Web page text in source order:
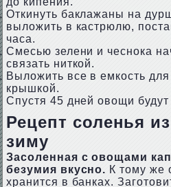
Откинуть баклажаны на
выложить в кастрюлю,
часа.
Смесью зелени и чеснока
связать ниткой.
Выложить все в емкость
крышкой.
Спустя 45 дней овощи будут
Рецепт соленья
зиму
Засоленная с овощами
безумия вкусно. К тому же
хранится в банках.